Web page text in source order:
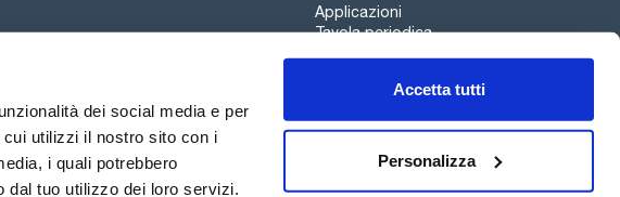
dei social media e per
utilizzi il nostro sito con i
i quali potrebbero
dal tuo utilizzo dei loro servizi.
Accetta tutti
Personalizza
Applicazioni
Tavola periodica
Canale di segnalazioni
Novità